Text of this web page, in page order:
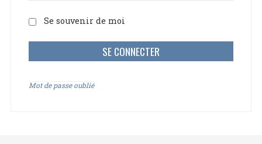
Se souvenir de moi
Mot de passe oublié